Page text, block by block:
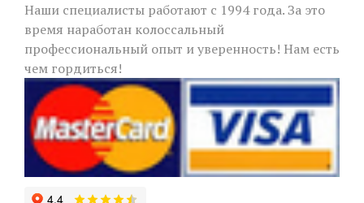
Наши специалисты работают с 1994 года. За это
время наработан колоссальный
профессиональный опыт и уверенность! Нам есть
чем гордиться!